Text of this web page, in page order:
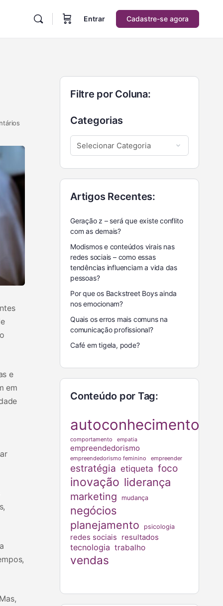
Entrar Cadastre-se agora
e
em
Filtre por Coluna:
Categorias
Artigos Recentes:
Geração z – será que existe conflito
com as demais?
Modismos e conteúdos virais nas
redes sociais – como essas
tendências influenciam a vida das
pessoas?
Por que os Backstreet Boys ainda
nos emocionam?
Quais os erros mais comuns na
comunicação profissional?
Café em tigela, pode?
Conteúdo por Tag:
autoconhecimento
comportamento empatia
empreendedorismo
empreendedorismo feminino empreender
estratégia etiqueta foco
inovação liderança
marketing mudança
negócios
planejamento
psicologia
redes sociais resultados
tecnologia trabalho
vendas